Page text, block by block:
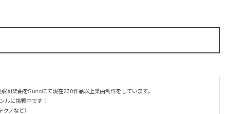
"AI楽曲をSunoにて現在230作品以上楽曲制作をしています。
ルに挑戦中です！
ノなど）